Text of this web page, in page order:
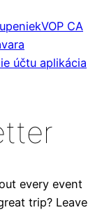
VOP CA
účtu aplikácia
every event
trip? Leave